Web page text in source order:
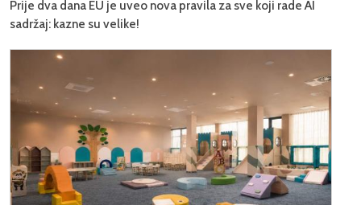
Prije dva dana EU je uveo nova pravila za sve koji rade AI
sadržaj: kazne su velike!